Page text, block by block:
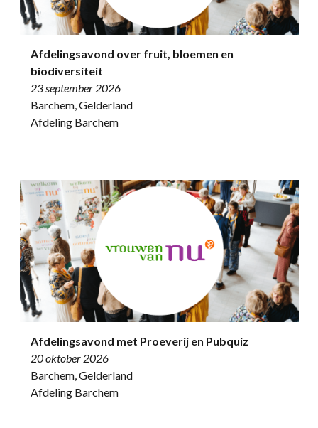
Afdelingsavond over fruit, bloemen en
biodiversiteit
23 september 2026
Barchem, Gelderland
Afdeling Barchem
Afdelingsavond met Proeverij en Pubquiz
20 oktober 2026
Barchem, Gelderland
Afdeling Barchem